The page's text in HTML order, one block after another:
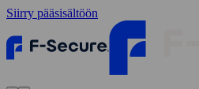
Siirry pääsisältöön